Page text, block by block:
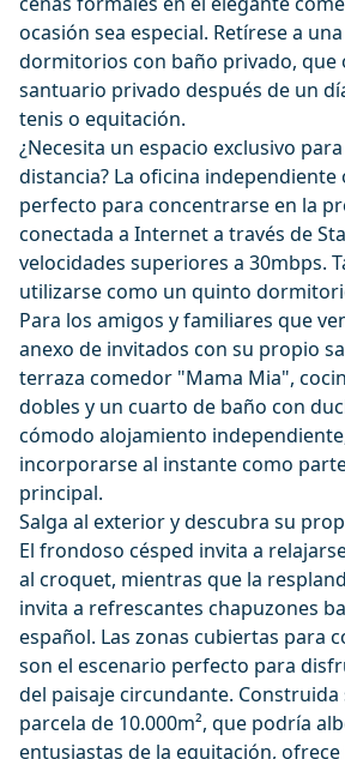
ocasión sea especial. Retírese a
dormitorios con baño privado, que
santuario privado después de un
tenis o equitación.
¿Necesita un espacio exclusivo
distancia? La oficina
perfecto para concentrarse en la
conectada a Internet a través de
velocidades superiores a 30mbps.
utilizarse como un quinto
Para los amigos y familiares que
anexo de invitados con su propio
terraza comedor "Mama Mia",
dobles y un cuarto de baño con
cómodo alojamiento
incorporarse al instante como
principal.
Salga al exterior y descubra su
El frondoso césped invita a
al croquet, mientras que la
invita a refrescantes chapuzones
español. Las zonas cubiertas para
son el escenario perfecto para
del paisaje circundante.
parcela de 10.000m², que podría
entusiastas de la equitación,